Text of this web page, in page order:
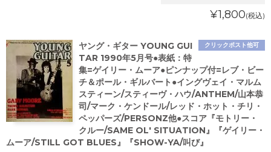
¥1,800(税込)
クリックポスト他可
ヤング・ギター YOUNG GUI
TAR 1990年5月号●表紙：特
集=ゲイリー・ムーア●ピンナップ付=レブ・ビー
チ＆ポール・ギルバート●イングヴェイ・マルム
スティーン/スティーヴ・ハウ/ANTHEM/山本恭
司/マーク・ケンドール/レッド・ホット・チリ・
ペッパーズ/PERSONZ他●スコア『モトリー・
クルー/SAME OL' SITUATION』『ゲイリー・
ムーア/STILL GOT BLUES』『SHOW-YA/叫び』